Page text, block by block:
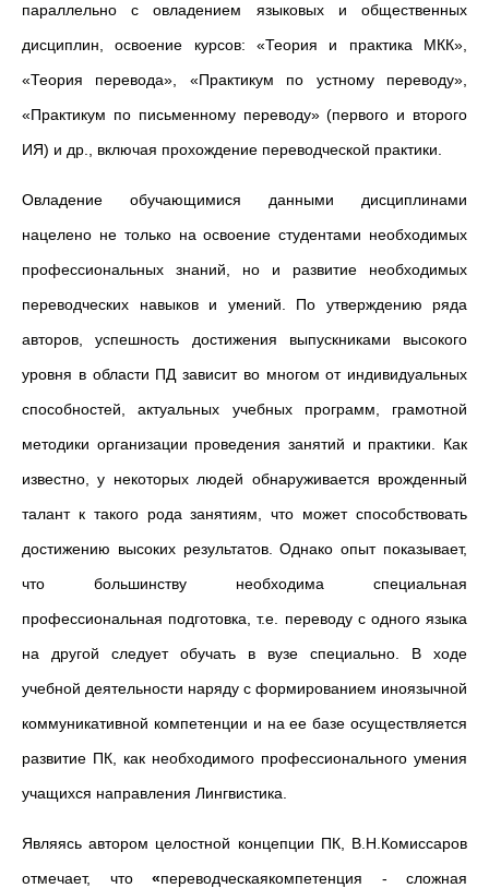
параллельно с овладением языковых и общественных
дисциплин, освоение курсов: «Теория и практика МКК»,
«Теория перевода», «Практикум по устному переводу»,
«Практикум по письменному переводу» (первого и второго
ИЯ) и др., включая прохождение переводческой практики.
Овладение обучающимися данными дисциплинами
нацелено не только на освоение студентами необходимых
профессиональных знаний, но и развитие необходимых
переводческих навыков и умений. По утверждению ряда
авторов, успешность достижения выпускниками высокого
уровня в области ПД зависит во многом от индивидуальных
способностей, актуальных учебных программ, грамотной
методики организации проведения занятий и практики. Как
известно, у некоторых людей обнаруживается врожденный
талант к такого рода занятиям, что может способствовать
достижению высоких результатов. Однако опыт показывает,
что большинству необходима специальная
профессиональная подготовка, т.е. переводу с одного языка
на другой следует обучать в вузе специально. В ходе
учебной деятельности наряду с формированием иноязычной
коммуникативной компетенции и на ее базе осуществляется
развитие ПК, как необходимого профессионального умения
учащихся направления Лингвистика.
Являясь автором целостной концепции ПК, В.Н.Комиссаров
отмечает, что «переводческаякомпетенция - сложная